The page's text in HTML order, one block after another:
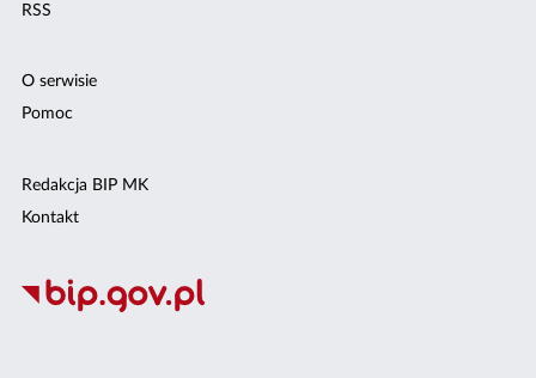
RSS
O serwisie
Pomoc
Redakcja BIP MK
Kontakt